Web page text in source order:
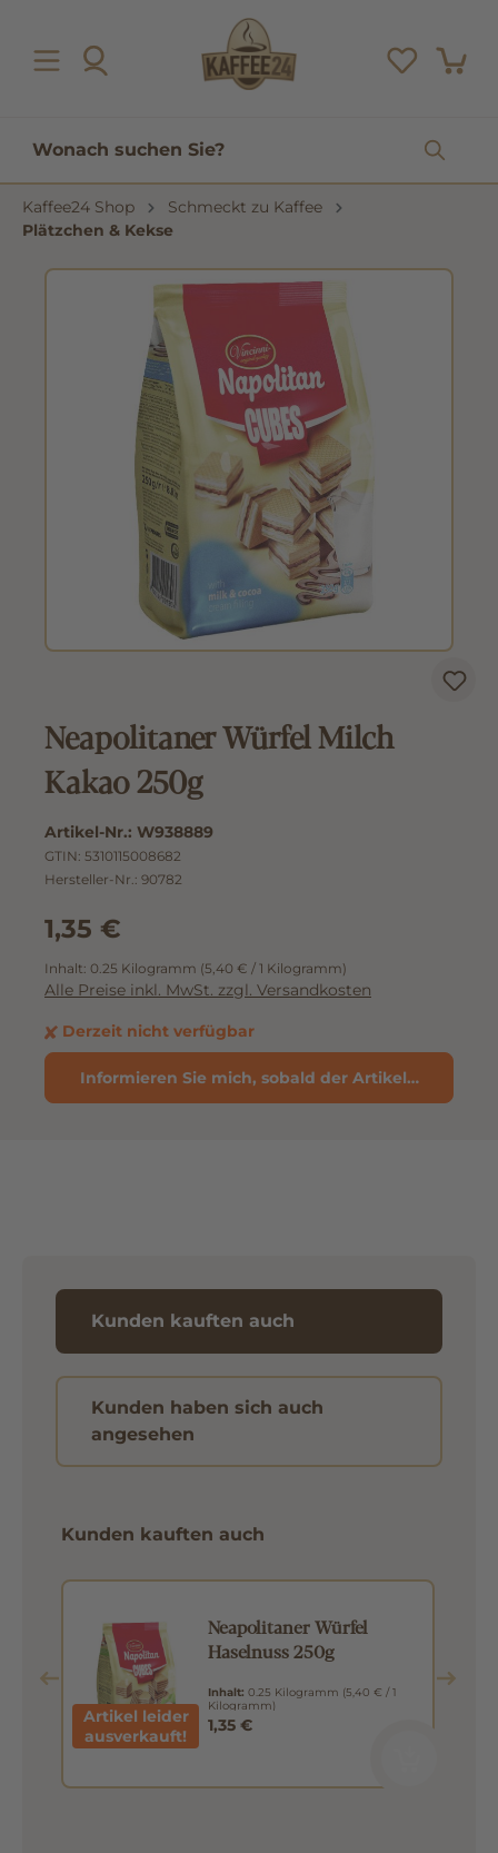
Kaffee24 Shop
Schmeckt zu Kaffee
Plätzchen & Kekse
Neapolitaner Würfel Milch
Kakao 250g
Artikel-Nr.: W938889
GTIN: 5310115008682
Hersteller-Nr.: 90782
1,35 €
Inhalt: 0.25 Kilogramm (5,40 € / 1 Kilogramm)
Alle Preise inkl. MwSt. zzgl. Versandkosten
Derzeit nicht verfügbar
Informieren Sie mich, sobald der Artikel verfügbar
Kunden kauften auch
Kunden haben sich auch
angesehen
Kunden kauften auch
Artikel leider
ausverkauft!
Neapolitaner Würfel
Haselnuss 250g
Inhalt: 0.25 Kilogramm (5,40 € / 1
Kilogramm)
1,35 €